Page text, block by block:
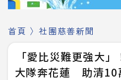
首頁 〉社團慈善新聞
「愛比災難更強大
大隊奔花蓮 助清10